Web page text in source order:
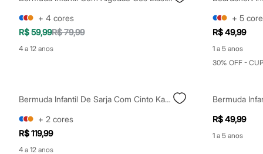
Shorts e Saias
Vestidos
Masculino
Em alta
Dia dos Pais
Camisas
Camisetas e Regatas
Casacos e Jaquetas
+ 4 cores
R$ 59,99R$ 79,99
4 a 12 anos
+ 5
R$ 49,99
1 a 5 anos
30% OFF -
Bermuda Infantil De Sarja Com Cinto Kaki - Azul Marinho
+ 2 cores
R$ 119,99
4 a 12 anos
Bermuda
R$ 49,99
1 a 5 anos